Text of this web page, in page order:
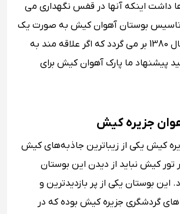
داشت اینکه آنها در قفس نگهداری می
تاسیس بوستان آهوان کیش به صورت یک
پارک طبیعی به سال 1380 بر می گردد که اگر علاقه مند به
ما پارک آهوان کیش برای
جزیره کیش
کیش یکی از زیباترین جاذبه‌های کیش
کیش نباید از دیدن این بوستان
بوستان یکی از پر بازدیدترین و
گردشگری جزیره کیش بوده که در